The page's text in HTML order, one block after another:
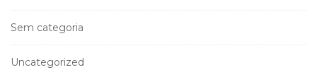
Sem categoria
Uncategorized